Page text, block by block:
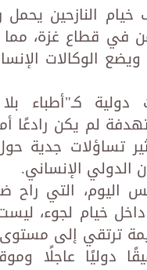
خيام النازحين
في قطاع غزة،
ويضع الوكالات
دولية كـ"أطباء
لم يكن رادعًا
تساؤلات جدية
الدولي الإنساني.
اليوم، التي راح
داخل خيام لجوء،
ترتقي إلى مستوى
دوليًا عاجلًا